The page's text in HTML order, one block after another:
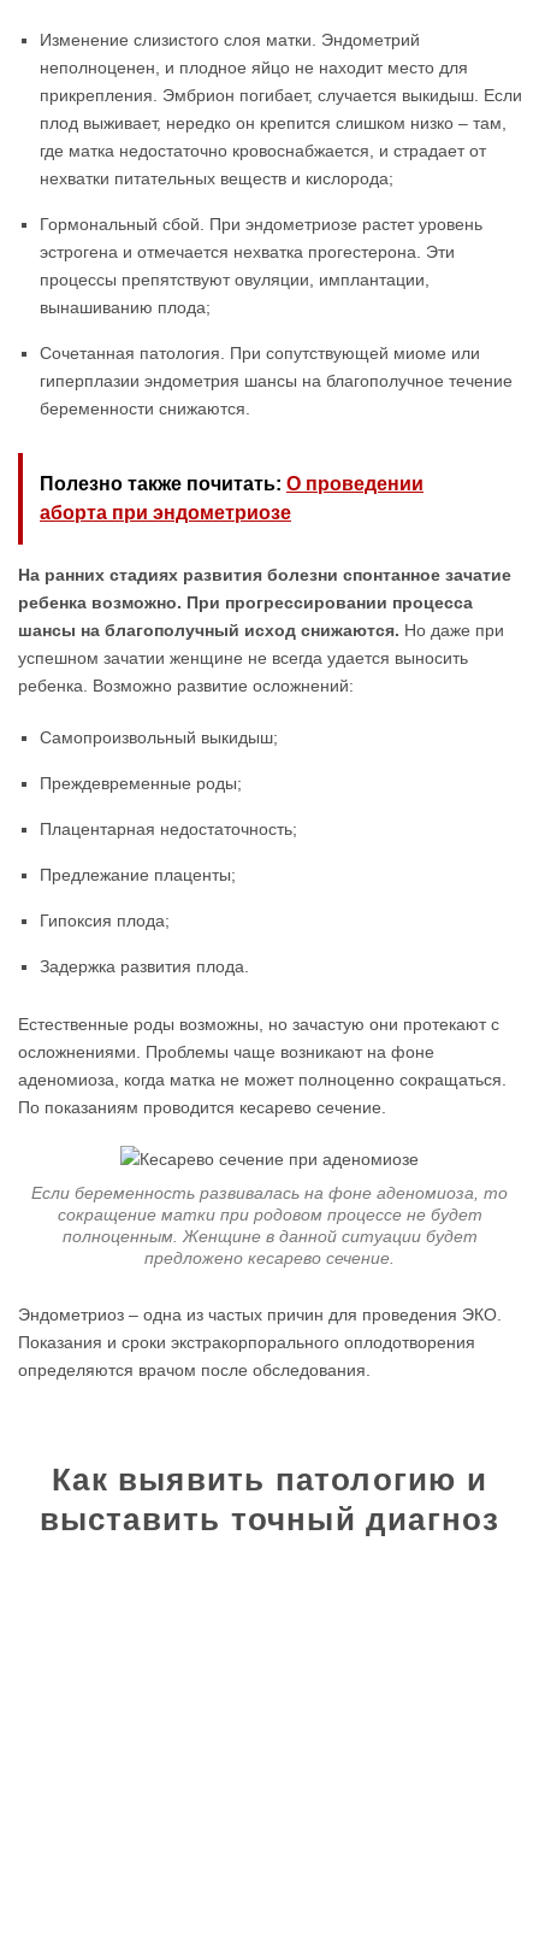
Изменение слизистого слоя матки. Эндометрий
неполноценен, и плодное яйцо не находит место для
прикрепления. Эмбрион погибает, случается выкидыш. Если
плод выживает, нередко он крепится слишком низко – там,
где матка недостаточно кровоснабжается, и страдает от
нехватки питательных веществ и кислорода;
Гормональный сбой. При эндометриозе растет уровень
эстрогена и отмечается нехватка прогестерона. Эти
процессы препятствуют овуляции, имплантации,
вынашиванию плода;
Сочетанная патология. При сопутствующей миоме или
гиперплазии эндометрия шансы на благополучное течение
беременности снижаются.
Полезно также почитать: О проведении
аборта при эндометриозе
На ранних стадиях развития болезни спонтанное зачатие
ребенка возможно. При прогрессировании процесса
шансы на благополучный исход снижаются. Но даже при
успешном зачатии женщине не всегда удается выносить
ребенка. Возможно развитие осложнений:
Самопроизвольный выкидыш;
Преждевременные роды;
Плацентарная недостаточность;
Предлежание плаценты;
Гипоксия плода;
Задержка развития плода.
Естественные роды возможны, но зачастую они протекают с
осложнениями. Проблемы чаще возникают на фоне
аденомиоза, когда матка не может полноценно сокращаться.
По показаниям проводится кесарево сечение.
Если беременность развивалась на фоне аденомиоза, то
сокращение матки при родовом процессе не будет
полноценным. Женщине в данной ситуации будет
предложено кесарево сечение.
Эндометриоз – одна из частых причин для проведения ЭКО.
Показания и сроки экстракорпорального оплодотворения
определяются врачом после обследования.
Как выявить патологию и
выставить точный диагноз